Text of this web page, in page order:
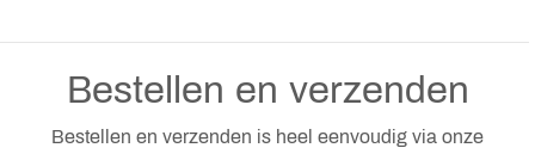
Bestellen en verzenden
Bestellen en verzenden is heel eenvoudig via onze